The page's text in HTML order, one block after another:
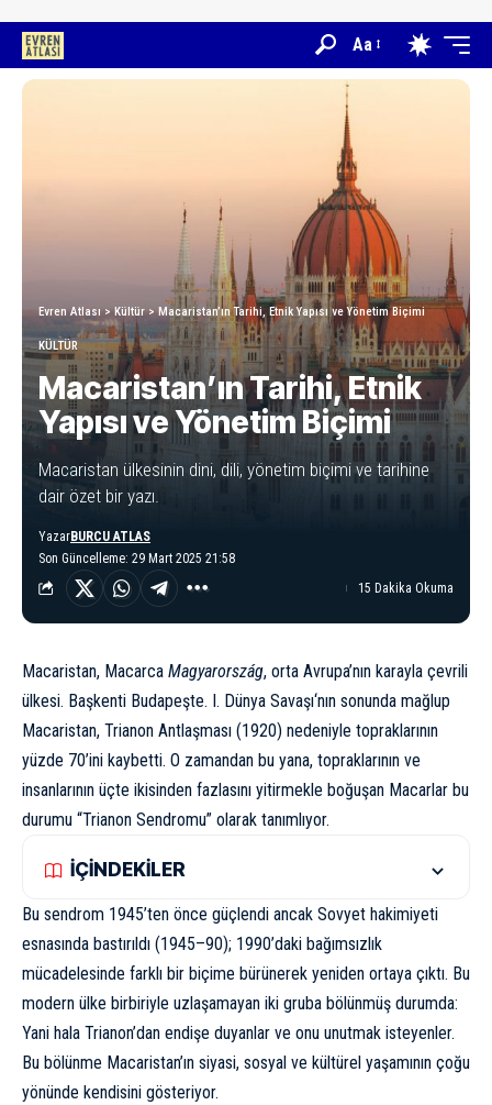
Aa
Evren Atlası>Kültür > Macaristan’ın Tarihi, Etnik Yapısı ve Yönetim Biçimi
KÜLTÜR
Macaristan’ın Tarihi, Etnik
Yapısı ve Yönetim Biçimi
Macaristan ülkesinin dini, dili, yönetim biçimi ve tarihine
dair özet bir yazı.
Son Güncelleme: 29 Mart 2025 21:58
YazarBURCU ATLAS
15 Dakika Okuma
Macaristan, Macarca Magyarország, orta Avrupa’nın karayla çevrili
ülkesi. Başkenti Budapeşte. I. Dünya Savaşı‘nın sonunda mağlup
Macaristan, Trianon Antlaşması (1920) nedeniyle topraklarının
yüzde 70’ini kaybetti. O zamandan bu yana, topraklarının ve
insanlarının üçte ikisinden fazlasını yitirmekle boğuşan Macarlar bu
durumu “Trianon Sendromu” olarak tanımlıyor.
İÇİNDEKİLER
Bu sendrom 1945’ten önce güçlendi ancak Sovyet hakimiyeti
esnasında bastırıldı (1945–90); 1990’daki bağımsızlık
mücadelesinde farklı bir biçime bürünerek yeniden ortaya çıktı. Bu
modern ülke birbiriyle uzlaşamayan iki gruba bölünmüş durumda:
Yani hala Trianon’dan endişe duyanlar ve onu unutmak isteyenler.
Bu bölünme Macaristan’ın siyasi, sosyal ve kültürel yaşamının çoğu
yönünde kendisini gösteriyor.